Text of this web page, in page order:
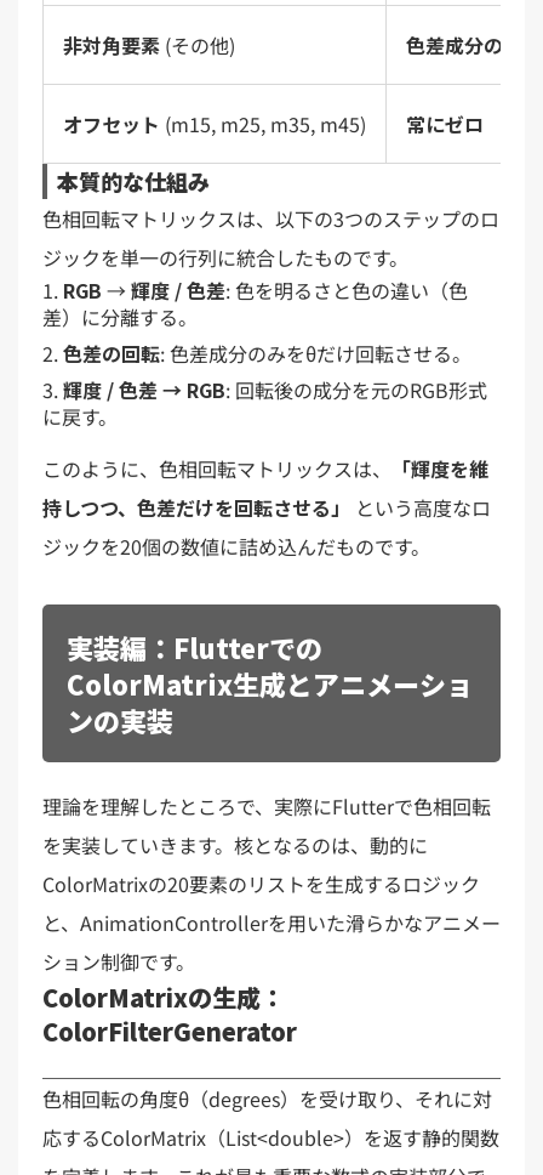
非対角要素 (その他) 色差成分の回転
オフセット (m15, m25, m35, m45) 常にゼロ
本質的な仕組み
色相回転マトリックスは、以下の3つのステップのロ
ジックを単一の行列に統合したものです。
RGB → 輝度 / 色差: 色を明るさと色の違い（色
差）に分離する。
色差の回転: 色差成分のみをθだけ回転させる。
輝度 / 色差 → RGB: 回転後の成分を元のRGB形式
に戻す。
このように、色相回転マトリックスは、
「輝度を維
持しつつ、色差だけを回転させる」
という高度なロ
ジックを20個の数値に詰め込んだものです。
実装編：Flutterでの
ColorMatrix生成とアニメーショ
ンの実装
理論を理解したところで、実際にFlutterで色相回転
を実装していきます。核となるのは、動的に
ColorMatrixの20要素のリストを生成するロジック
と、AnimationControllerを用いた滑らかなアニメー
ション制御です。
ColorMatrixの生成：
ColorFilterGenerator
色相回転の角度θ（degrees）を受け取り、それに対
応するColorMatrix（List<double>）を返す静的関数